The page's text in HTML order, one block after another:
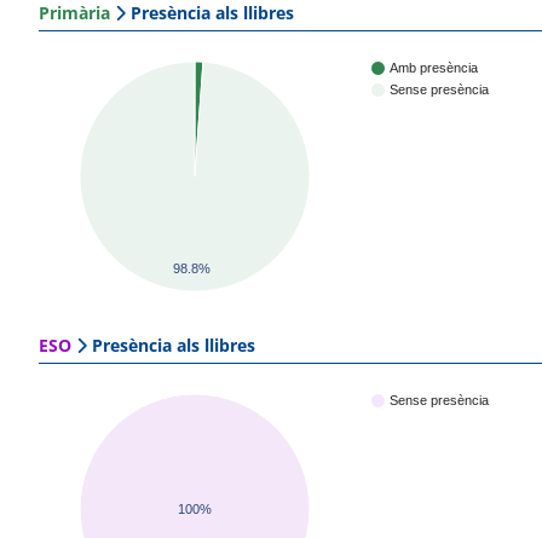
Primària Presència als llibres
Amb presència
Sense presència
98.8%
ESO Presència als llibres
Sense presència
100%